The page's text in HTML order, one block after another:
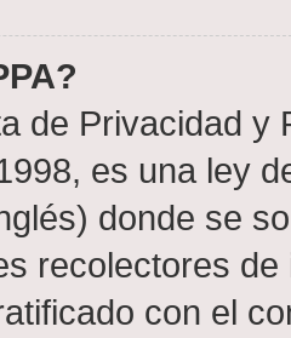
de Privacidad
es una ley
donde se
recolectores
con el